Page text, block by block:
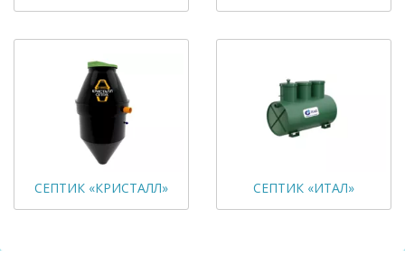
СЕПТИК «КРИСТАЛЛ» СЕПТИК «ИТАЛ»